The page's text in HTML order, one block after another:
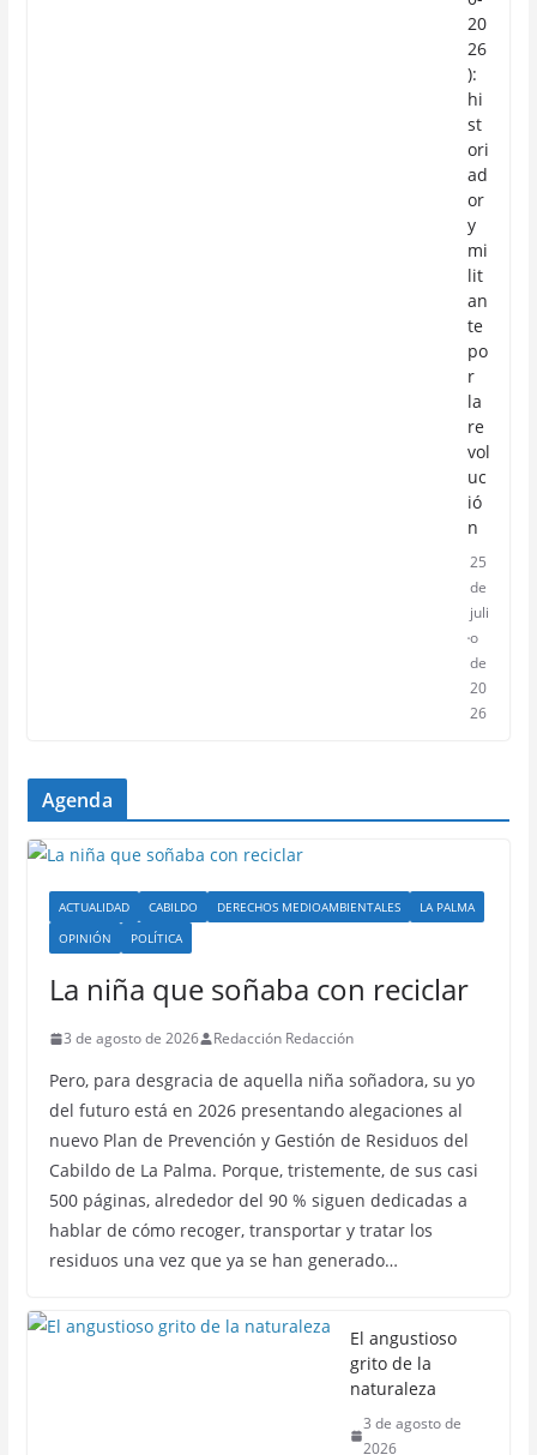
20
26
):
hi
st
ori
ad
or
y
mi
lit
an
te
po
r
la
re
vol
uc
ió
n
25
de
juli
o
de
20
26
Agenda
ACTUALIDAD CABILDO DERECHOS MEDIOAMBIENTALES
LA PALMA
OPINIÓN
POLÍTICA
La niña que soñaba con reciclar
3 de agosto de 2026 Redacción Redacción
Pero, para desgracia de aquella niña soñadora, su yo
del futuro está en 2026 presentando alegaciones al
nuevo Plan de Prevención y Gestión de Residuos del
Cabildo de La Palma. Porque, tristemente, de sus casi
500 páginas, alrededor del 90 % siguen dedicadas a
hablar de cómo recoger, transportar y tratar los
residuos una vez que ya se han generado…
El angustioso
grito de la
naturaleza
3 de agosto de
2026